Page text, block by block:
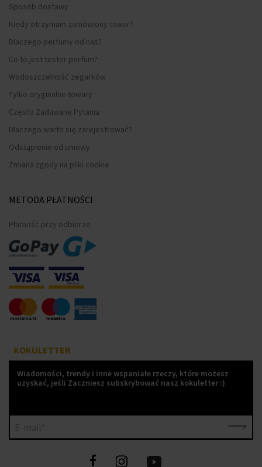
Sposób dostawy
Kiedy otrzymam zamówiony towar?
Dlaczego perfumy od nas?
Co to jest tester perfum?
Wodoszczelność zegarków
Tylko oryginalne towary
Często Zadawane Pytania
Dlaczego warto się zarejestrować?
Odstąpienie od umowy
Zmiana zgody na pliki cookie
METODA PŁATNOŚCI
Płatność przy odbiorze
KOKULETTER
Wiadomości, trendy i inne wspaniałe rzeczy, które możesz
uzyskać, jeśli Zaczniesz subskrybować nasz kokuletter :)